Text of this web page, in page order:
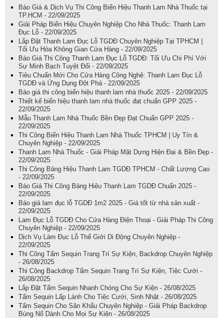
Báo Giá & Dịch Vụ Thi Công Biển Hiệu Thanh Lam Nhà Thuốc tại
TP.HCM - 22/09/2025
Giải Pháp Biển Hiệu Chuyên Nghiệp Cho Nhà Thuốc: Thanh Lam
Đục Lỗ - 22/09/2025
Lắp Đặt Thanh Lam Đục Lỗ TGDĐ Chuyên Nghiệp Tại TPHCM |
Tối Ưu Hóa Không Gian Cửa Hàng - 22/09/2025
Báo Giá Thi Công Thanh Lam Đục Lỗ TGDĐ: Tối Ưu Chi Phí Với
Sự Minh Bạch Tuyệt Đối - 22/09/2025
Tiêu Chuẩn Mới Cho Cửa Hàng Công Nghệ: Thanh Lam Đục Lỗ
TGDĐ và Ứng Dụng Đột Phá - 22/09/2025
Báo giá thi công biển hiệu thanh lam nhà thuốc 2025 - 22/09/2025
Thiết kế biển hiệu thanh lam nhà thuốc đạt chuẩn GPP 2025 -
22/09/2025
Mẫu Thanh Lam Nhà Thuốc Bền Đẹp Đạt Chuẩn GPP 2025 -
22/09/2025
Thi Công Biển Hiệu Thanh Lam Nhà Thuốc TPHCM | Uy Tín &
Chuyên Nghiệp - 22/09/2025
Thanh Lam Nhà Thuốc - Giải Pháp Mặt Dựng Hiện Đại & Bền Đẹp -
22/09/2025
Thi Công Bảng Hiệu Thanh Lam TGDĐ TPHCM - Chất Lượng Cao
- 22/09/2025
Báo Giá Thi Công Bảng Hiệu Thanh Lam TGDĐ Chuẩn 2025 -
22/09/2025
Báo giá lam đục lỗ TGDĐ 1m2 2025 - Giá tốt từ nhà sản xuất -
22/09/2025
Lam Đục Lỗ TGDĐ Cho Cửa Hàng Điện Thoại - Giải Pháp Thi Công
Chuyên Nghiệp - 22/09/2025
Dịch Vụ Làm Đục Lỗ Thế Giới Di Động Chuyên Nghiệp -
22/09/2025
Thi Công Tấm Sequin Trang Trí Sự Kiện, Backdrop Chuyên Nghiệp
- 26/08/2025
Thi Công Backdrop Tấm Sequin Trang Trí Sự Kiện, Tiệc Cưới -
26/08/2025
Lắp Đặt Tấm Sequin Nhanh Chóng Cho Sự Kiện - 26/08/2025
Tấm Sequin Lấp Lánh Cho Tiệc Cưới, Sinh Nhật - 26/08/2025
Tấm Sequin Cho Sân Khấu Chuyên Nghiệp - Giải Pháp Backdrop
Bùng Nổ Dành Cho Mọi Sự Kiện - 26/08/2025